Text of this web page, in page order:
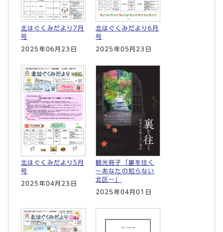
北はぐくみだより7月
号
2025年06月23日
北はぐくみだより6月
号
2025年05月23日
北はぐくみだより5月
号
2025年04月23日
観光冊子「裏を往く
～あなたの知らない
北区～」
2025年04月01日